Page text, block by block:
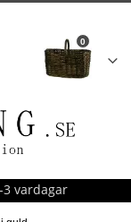
0
vardagar